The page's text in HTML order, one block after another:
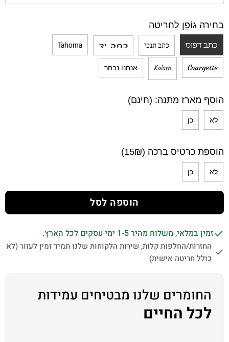
בחירה גוֹפָן לחריטה
כתב דפוס כתב תנכי כתב יד Tahoma
Courgette
Kalam אנחנו נבחר
הוסף מארז מתנה: (חינם)
לא כן
הוספת כרטיס ברכה (15₪)
לא כן
הוספה לסל
זמין במלאי, משלוח מהיר 1-5 ימי עסקים לכל הארץ.
החזרות/החלפות קלות, שירות הלקוחות שלנו תמיד זמין לעזור (לא
כולל חריטה אישית)
החומרים שלנו מבטיחים עמידות
לכל החיים